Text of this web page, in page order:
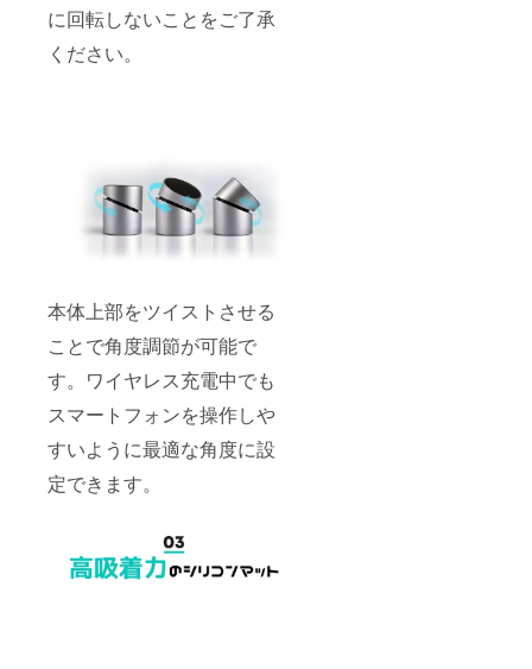
に回転しないことをご了承
ください。
本体上部をツイストさせる
ことで角度調節が可能で
す。ワイヤレス充電中でも
スマートフォンを操作しや
すいように最適な角度に設
定できます。